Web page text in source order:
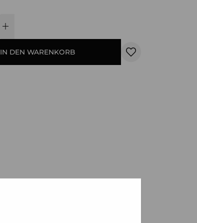
IN DEN WARENKORB